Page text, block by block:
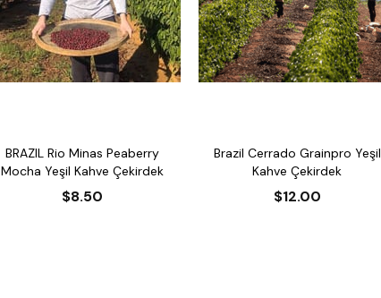
BRAZIL Rio Minas Peaberry
Mocha Yeşil Kahve Çekirdek
$8.50
Brazil Cerrado Grainpro Yeşil
Kahve Çekirdek
$12.00